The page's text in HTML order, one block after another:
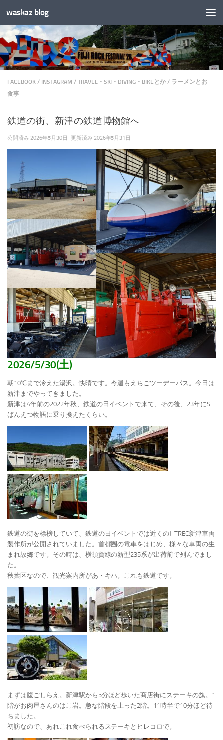
コンテンツへスキップ
waskaz blog
FACEBOOK / INSTAGRAM / TRAVEL・SKI・DIVING・BIKEとか / ラーメンとお
食事
鉄道の街、新津の鉄道博物館へ
公開済み 2026年5月30日 · 更新済み 2026年5月31日
2026/5/30(土)
朝10℃まで冷えた湯沢。快晴です。今週もえちごツーデーパス。今日は
新津までやってきました。
新津は4年前の2022年秋、鉄道の日イベントで来て、その後、23年にSL
ばんえつ物語に乗り換えたくらい。
鉄道の街を標榜していて、鉄道の日イベントでは近くのJ-TREC新津車両
製作所が公開されていました。首都圏の電車をはじめ、様々な車両の生
まれ故郷です。その時は、横須賀線の新型235系が出荷前で列んでまし
た。
秋葉区なので、観光案内所があ・キハ。これも鉄道です。
まずは腹ごしらえ。新津駅から5分ほど歩いた商店街にステーキの旗。1
階がお肉屋さんのはこ岩。急な階段を上った2階。11時半で10分ほど待
ちました。
初訪なので、あれこれ食べられるステーキとヒレコロで。